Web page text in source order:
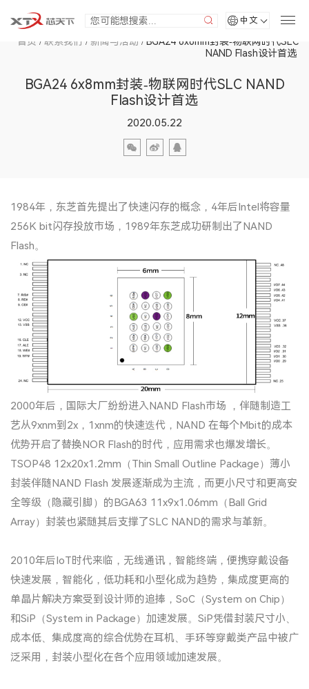
中文
首页 / 联系我们 / 新闻与活动 / BGA24 6x8mm封装-物联网时代SLC
NAND Flash设计首选
BGA24 6x8mm封装-物联网时代SLC NAND
Flash设计首选
2020.05.22
1984年，东芝首先提出了快速闪存的概念，4年后Intel将容量
256K bit闪存投放市场，1989年东芝成功研制出了NAND
Flash。
2000年后，国际大厂纷纷进入NAND Flash市场 ，伴随制造工
艺从9xnm到2x，1xnm的快速迭代，NAND 在每个Mbit的成本
优势开启了替换NOR Flash的时代，应用需求也爆发增长。
TSOP48 12x20x1.2mm（Thin Small Outline Package）薄小
封装伴随NAND Flash 发展逐渐成为主流，而更小尺寸和更高安
全等级（隐藏引脚）的BGA63 11x9x1.06mm（Ball Grid
Array）封装也紧随其后支撑了SLC NAND的需求与革新。
2010年后IoT时代来临，无线通讯，智能终端，便携穿戴设备
快速发展，智能化，低功耗和小型化成为趋势，集成度更高的
单晶片解决方案受到设计师的追捧，SoC（System on Chip）
和SiP（System in Package）加速发展。SiP凭借封装尺寸小、
成本低、集成度高的综合优势在耳机、手环等穿戴类产品中被广
泛采用，封装小型化在各个应用领域加速发展。